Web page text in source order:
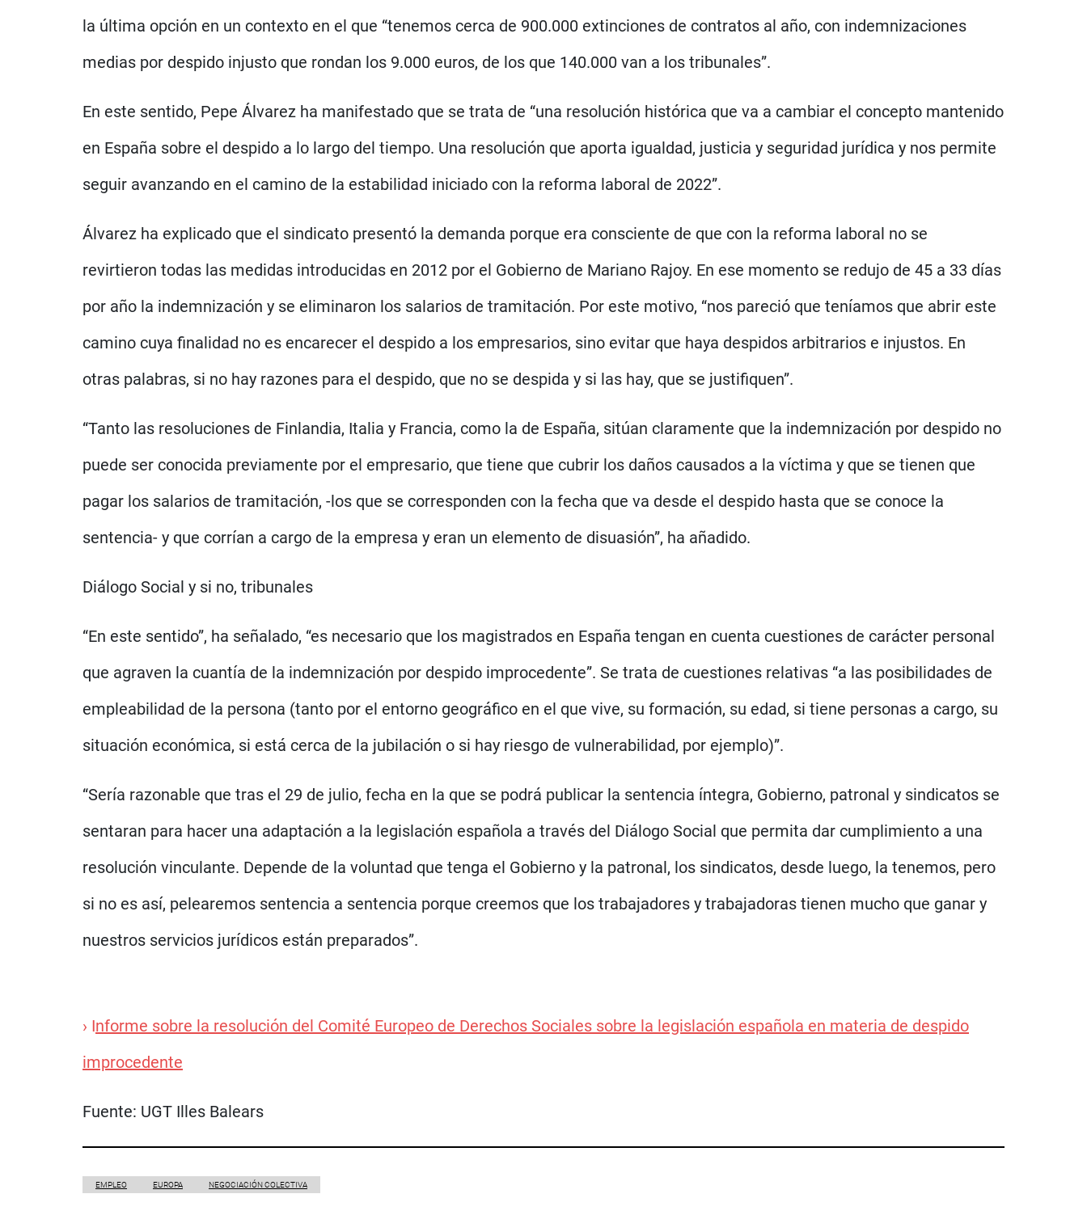
la última opción en un contexto en el que “tenemos cerca de 900.000 extinciones de contratos al año, con indemnizaciones
medias por despido injusto que rondan los 9.000 euros, de los que 140.000 van a los tribunales”.
En este sentido, Pepe Álvarez ha manifestado que se trata de “una resolución histórica que va a cambiar el concepto mantenido
en España sobre el despido a lo largo del tiempo. Una resolución que aporta igualdad, justicia y seguridad jurídica y nos permite
seguir avanzando en el camino de la estabilidad iniciado con la reforma laboral de 2022”.
Álvarez ha explicado que el sindicato presentó la demanda porque era consciente de que con la reforma laboral no se
revirtieron todas las medidas introducidas en 2012 por el Gobierno de Mariano Rajoy. En ese momento se redujo de 45 a 33 días
por año la indemnización y se eliminaron los salarios de tramitación. Por este motivo, “nos pareció que teníamos que abrir este
camino cuya finalidad no es encarecer el despido a los empresarios, sino evitar que haya despidos arbitrarios e injustos. En
otras palabras, si no hay razones para el despido, que no se despida y si las hay, que se justifiquen”.
“Tanto las resoluciones de Finlandia, Italia y Francia, como la de España, sitúan claramente que la indemnización por despido no
puede ser conocida previamente por el empresario, que tiene que cubrir los daños causados a la víctima y que se tienen que
pagar los salarios de tramitación, -los que se corresponden con la fecha que va desde el despido hasta que se conoce la
sentencia- y que corrían a cargo de la empresa y eran un elemento de disuasión”, ha añadido.
Diálogo Social y si no, tribunales
“En este sentido”, ha señalado, “es necesario que los magistrados en España tengan en cuenta cuestiones de carácter personal
que agraven la cuantía de la indemnización por despido improcedente”. Se trata de cuestiones relativas “a las posibilidades de
empleabilidad de la persona (tanto por el entorno geográfico en el que vive, su formación, su edad, si tiene personas a cargo, su
situación económica, si está cerca de la jubilación o si hay riesgo de vulnerabilidad, por ejemplo)”.
“Sería razonable que tras el 29 de julio, fecha en la que se podrá publicar la sentencia íntegra, Gobierno, patronal y sindicatos se
sentaran para hacer una adaptación a la legislación española a través del Diálogo Social que permita dar cumplimiento a una
resolución vinculante. Depende de la voluntad que tenga el Gobierno y la patronal, los sindicatos, desde luego, la tenemos, pero
si no es así, pelearemos sentencia a sentencia porque creemos que los trabajadores y trabajadoras tienen mucho que ganar y
nuestros servicios jurídicos están preparados”.
› Informe sobre la resolución del Comité Europeo de Derechos Sociales sobre la legislación española en materia de despido
improcedente
Fuente: UGT Illes Balears
EMPLEO EUROPA NEGOCIACIÓN COLECTIVA